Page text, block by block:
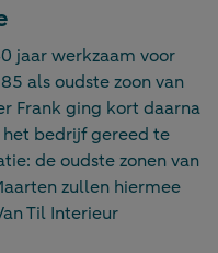
jaar werkzaam voor
als oudste zoon van
Frank ging kort daarna
bedrijf gereed te
de oudste zonen van
zullen hiermee
Til Interieur